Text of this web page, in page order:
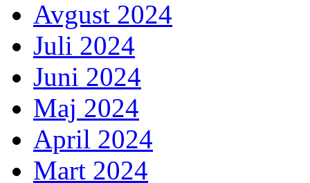
Avgust 2024
Juli 2024
Juni 2024
Maj 2024
April 2024
Mart 2024